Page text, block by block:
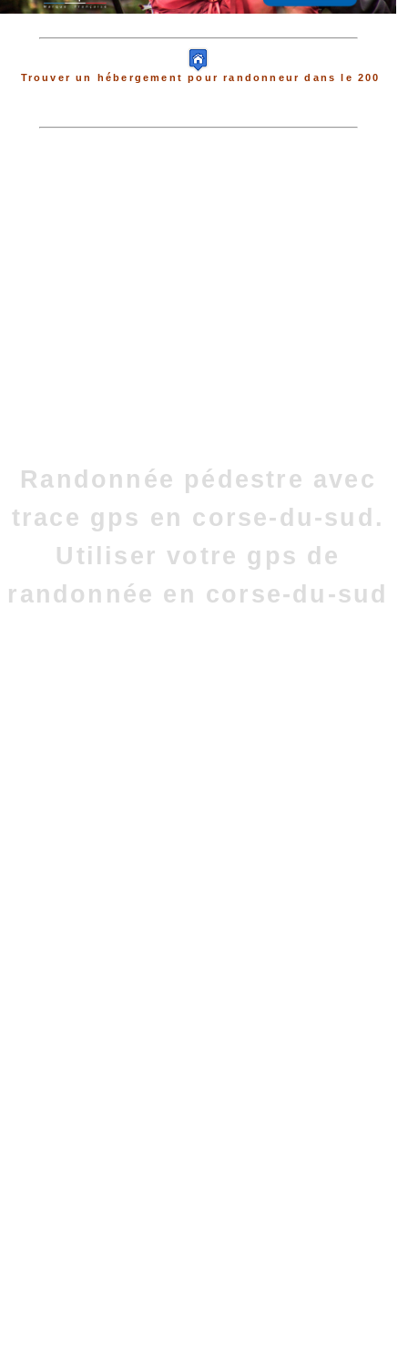
Trouver un hébergement pour randonneur dans le 200
Randonnée pédestre avec
trace gps en corse-du-sud.
Utiliser votre gps de
randonnée en corse-du-sud